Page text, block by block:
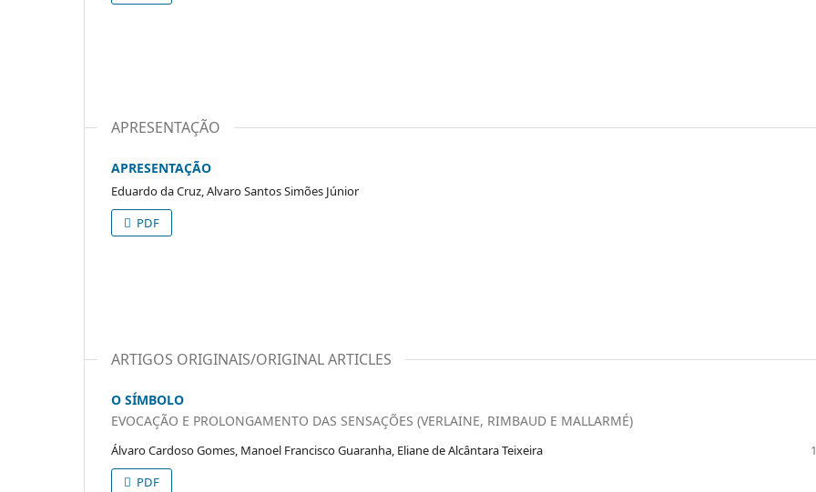
APRESENTAÇÃO
APRESENTAÇÃO
Eduardo da Cruz, Alvaro Santos Simões Júnior
PDF
ARTIGOS ORIGINAIS/ORIGINAL ARTICLES
O SÍMBOLO
EVOCAÇÃO E PROLONGAMENTO DAS SENSAÇÕES (VERLAINE, RIMBAUD E MALLARMÉ)
Álvaro Cardoso Gomes, Manoel Francisco Guaranha, Eliane de Alcântara Teixeira
PDF